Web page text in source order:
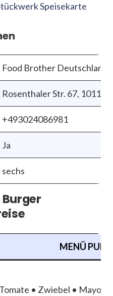
Speisekarte
Food Brother Deutschland
Rosenthaler Str. 67, 10119
+493024086981
Ja
sechs
Burger
MENÜ
• Zwiebel • Mayo •